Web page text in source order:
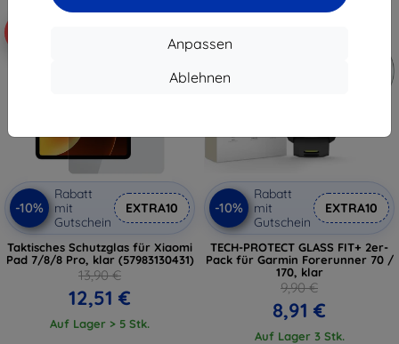
Anpassen
Ablehnen
-10%
Rabatt
mit
Gutschein
EXTRA10
Taktisches Schutzglas für Xiaomi
Pad 7/8/8 Pro, klar (57983130431)
13,90 €
12,51 €
Auf Lager > 5 Stk.
-10%
Rabatt
mit
Gutschein
EXTRA10
TECH-PROTECT GLASS FIT+ 2er-
Pack für Garmin Forerunner 70 /
170, klar
9,90 €
8,91 €
Auf Lager 3 Stk.